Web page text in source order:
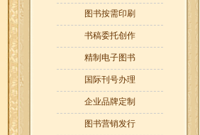
图书按需印刷
书稿委托创作
精制电子图书
国际刊号办理
企业品牌定制
图书营销发行